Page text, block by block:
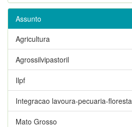
Assunto
Agricultura
Agrossilvipastoril
Ilpf
Integracao lavoura-pecuaria-floresta
Mato Grosso